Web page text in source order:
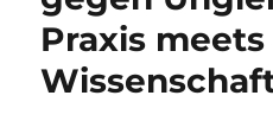
Praxis meets